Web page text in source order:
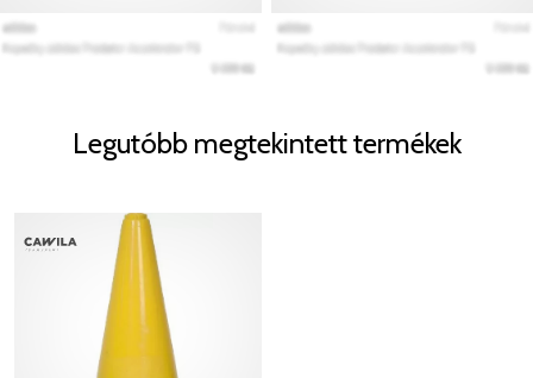
Legutóbb megtekintett termékek